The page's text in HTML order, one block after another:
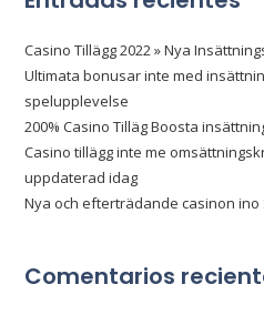
Casino Tillägg 2022 » Nya
Ultimata bonusar inte med
spelupplevelse
200% Casino Tilläg Boosta
Casino tillägg inte me
uppdaterad idag
Nya och efterträdande casinon
Comentarios